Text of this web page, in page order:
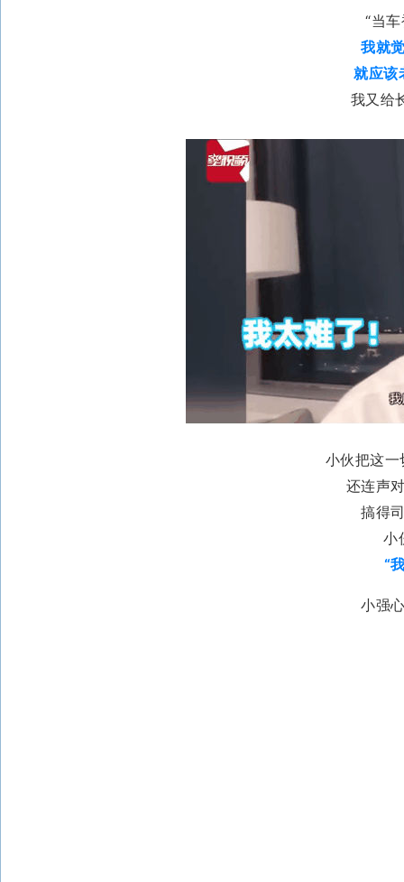
“当
我就
就应该
我又给
小伙把这一
还连声
搞得
小
“
小强